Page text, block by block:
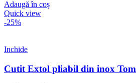
Adaugă în coș
Quick view
-25%
Inchide
Cutit Extol pliabil din inox Tom